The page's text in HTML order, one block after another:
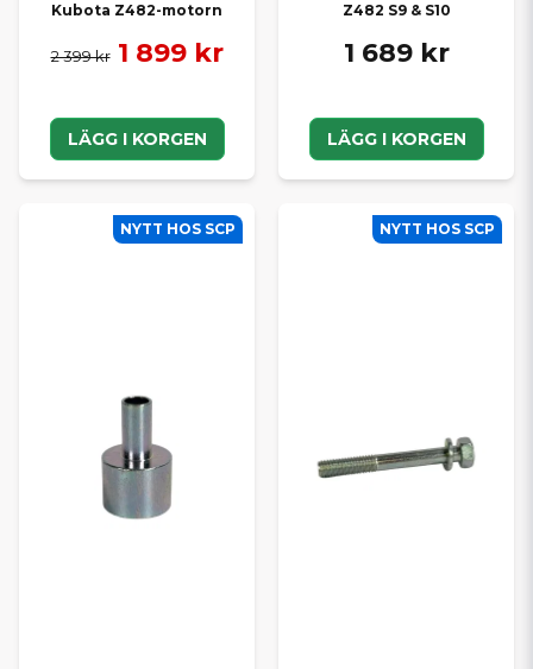
Kubota Z482-motorn
2 399 kr 1 899 kr
LÄGG I KORGEN
Z482 S9 & S10
1 689 kr
LÄGG I KORGEN
NYTT HOS SCP NYTT HOS SCP